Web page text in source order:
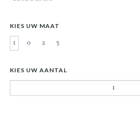
KIES UW MAAT
1 0 2 3
KIES UW AANTAL